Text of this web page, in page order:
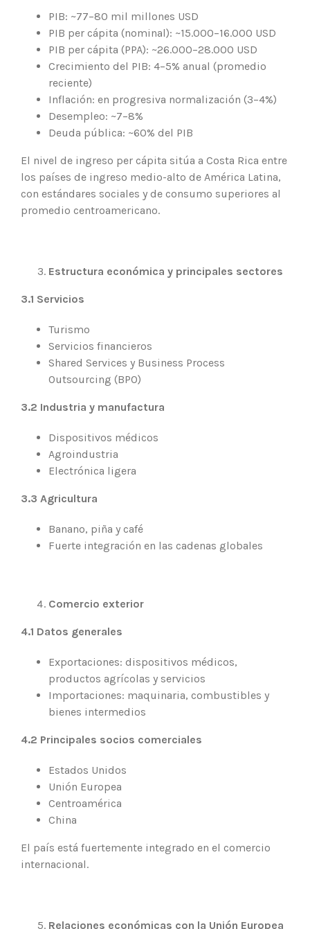
PIB: ~77–80 mil millones USD
PIB per cápita (nominal): ~15.000–16.000 USD
PIB per cápita (PPA): ~26.000–28.000 USD
Crecimiento del PIB: 4–5% anual (promedio
reciente)
Inflación: en progresiva normalización (3–4%)
Desempleo: ~7–8%
Deuda pública: ~60% del PIB
El nivel de ingreso per cápita sitúa a Costa Rica entre
los países de ingreso medio-alto de América Latina,
con estándares sociales y de consumo superiores al
promedio centroamericano.
Estructura económica y principales sectores
3.1 Servicios
Turismo
Servicios financieros
Shared Services y Business Process
Outsourcing (BPO)
3.2 Industria y manufactura
Dispositivos médicos
Agroindustria
Electrónica ligera
3.3 Agricultura
Banano, piña y café
Fuerte integración en las cadenas globales
Comercio exterior
4.1 Datos generales
Exportaciones: dispositivos médicos,
productos agrícolas y servicios
Importaciones: maquinaria, combustibles y
bienes intermedios
4.2 Principales socios comerciales
Estados Unidos
Unión Europea
Centroamérica
China
El país está fuertemente integrado en el comercio
internacional.
Relaciones económicas con la Unión Europea